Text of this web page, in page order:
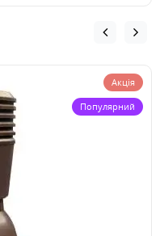
Акція
Популярний